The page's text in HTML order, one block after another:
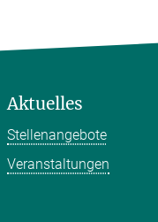
Aktuelles
Stellenangebote
Veranstaltungen